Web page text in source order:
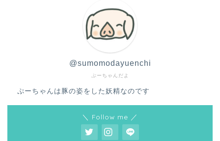
ぷーちゃんだよ
@sumomodayuenchi
ぷーちゃんは豚の姿をした妖精なのです
＼ Follow me ／